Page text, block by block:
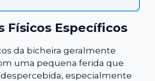
Físicos Específicos
da bicheira geralmente
uma pequena ferida que
especialmente